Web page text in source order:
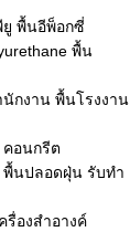
ยู พื้นอีพ็อกซี่
พื้น
กงาน พื้นโรงงาน
อนกรีต
พื้นปลอดฝุ่น รับทำ
รื่องสำอางค์